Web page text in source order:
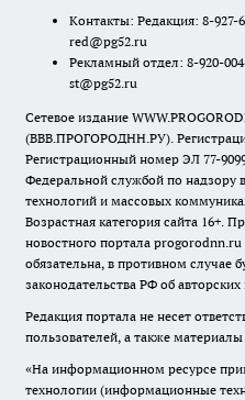
Контакты: Редакция: 8-
red@pg52.ru
Рекламный отдел: 8-920-
st@pg52.ru
Сетевое издание
(ВВВ.ПРОГОРОДНН.РУ).
Регистрационный номер ЭЛ 77-
Федеральной службой по
технологий и массовых
Возрастная категория сайта 16+.
новостного портала progorodnn.ru
обязательна, в противном случае
законодательства РФ об
Редакция портала не несет
пользователей, а также
«На информационном ресурсе
технологии (информационные